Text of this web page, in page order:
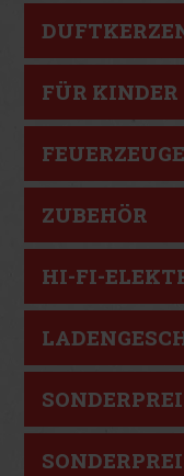
FÜR KINDER
ZUBEHÖR
HI-FI-